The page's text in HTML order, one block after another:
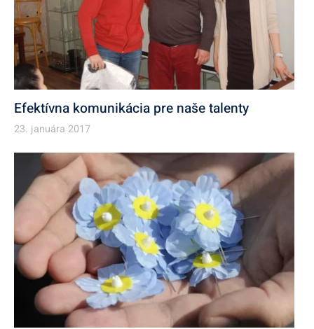
Efektívna komunikácia pre naše talenty
23. januára 2017